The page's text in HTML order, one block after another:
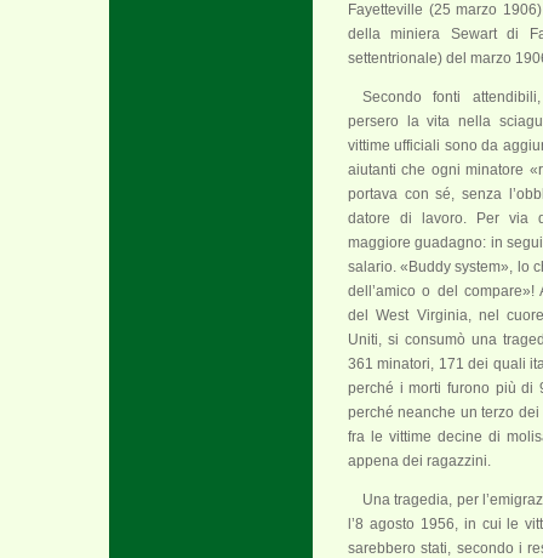
Fayetteville (25 marzo
della miniera Sewart di
settentrionale) del marzo
Secondo fonti
persero la vita nella
vittime ufficiali sono da
aiutanti che ogni minatore
portava con sé, senza
datore di lavoro. Per via
maggiore guadagno: in
salario. «Buddy system», lo
dell’amico o del compare»!
del West Virginia, nel
Uniti, si consumò una
361 minatori, 171 dei quali
perché i morti furono più di
perché neanche un terzo
fra le vittime decine di
appena dei ragazzini.
Una tragedia, per
l’8 agosto 1956, in cui le
sarebbero stati, secondo i